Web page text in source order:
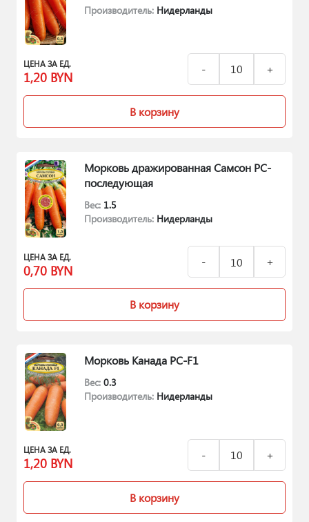
Производитель: Нидерланды
ЦЕНА ЗА ЕД.
1,20 BYN
В корзину
Морковь дражированная Самсон РС-
последующая
Вес: 1.5
Производитель: Нидерланды
ЦЕНА ЗА ЕД.
0,70 BYN
В корзину
Морковь Канада РС-F1
Вес: 0.3
Производитель: Нидерланды
ЦЕНА ЗА ЕД.
1,20 BYN
В корзину